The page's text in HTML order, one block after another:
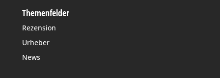
Themenfelder
Rezension
Urheber
News